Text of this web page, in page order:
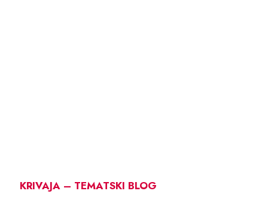
KRIVAJA – TEMATSKI BLOG